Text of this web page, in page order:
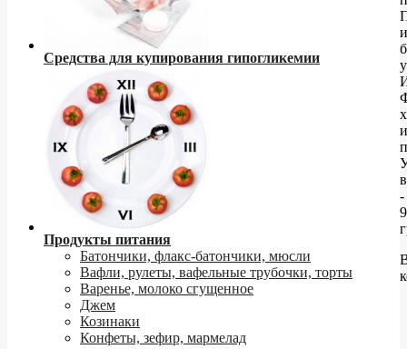
Средства для купирования гипогликемии
Продукты питания
Батончики, флакс-батончики, мюсли
Вафли, рулеты, вафельные трубочки, торты
Варенье, молоко сгущенное
Джем
Козинаки
Конфеты, зефир, мармелад
и
-